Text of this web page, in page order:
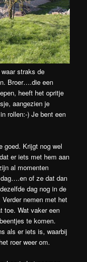
straks de
Broer….die een
heeft het opritje
aangezien je
rollen:-) Je bent een
goed. Krijgt nog wel
er iets met hem aan
al momenten
of ze dat dan
dag nog in de
nemen met het
toe. Wat vaker een
te komen.
als er iets is, waarbij
roer weer om.